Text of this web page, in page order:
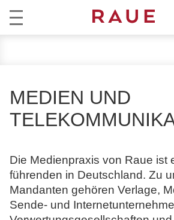
s
w
ä
t
ÜBER RAUE
EN
MEDIEN UND
Die Medienpraxis von Raue ist
führenden in Deutschland. Zu
Mandanten gehören Verlage,
Sende- und